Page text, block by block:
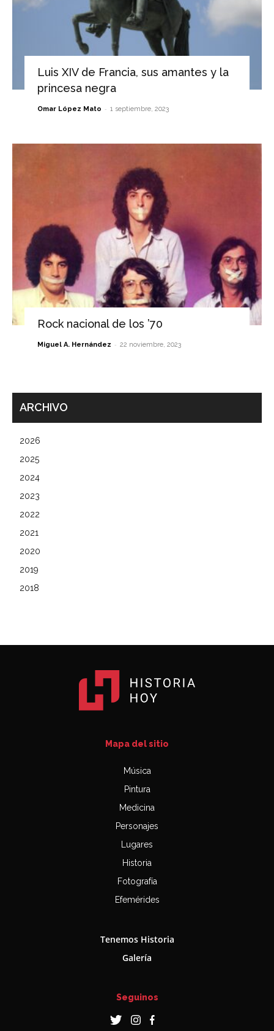
Luis XIV de Francia, sus amantes y la
princesa negra
Omar López Mato - 1 septiembre, 2023
Rock nacional de los ’70
Miguel A. Hernández - 22 noviembre, 2023
ARCHIVO
2026
2025
2024
2023
2022
2021
2020
2019
2018
Mapa del sitio
Música
Pintura
Medicina
Personajes
Lugares
Historia
Fotografía
Efemérides
Tenemos Historia
Galería
Seguinos